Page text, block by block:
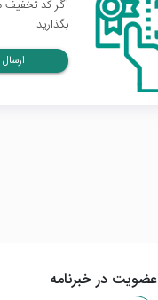
اگر کد تخفیف
بگذارید.
عضویت در خبرنامه